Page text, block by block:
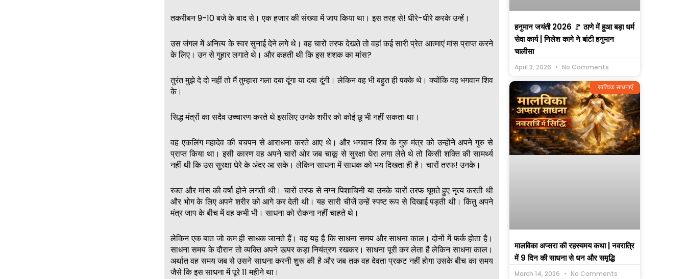
तकरीबन 9-10 बजे के बाद से। एक हजार की संख्या में जाप किया था। इस तरह से! धीरे-धीरे करके उन्हें।
उस जंगल में अनित्य के स्वर सुनाई देने लगे थे। वह चारों तरफ देखते तो वहां कई सारी प्रेत आत्माएं मांस प्राप्त करने
के लिए। उन से गुहार लगाते थे। और कहती थी कि इस शशक का मांस?
तुरंत मुझे दे दो नहीं तो मैं तुम्हारा गला दबा दूंगा या दबा दूंगी। लेकिन वह भी बहुत ही पक्के थे। क्योंकि वह भगवान शिव
के।
सिद्ध मंत्रों का सदैव उच्चारण करते थे इसलिए उनके शरीर को कोई छू भी नहीं सकता था।
वह एकलिंग महादेव की बचपन से आराधना करते आए थे। और भगवान शिव के गुरु मंत्र को उन्होंने अपने गुरु से
प्राप्त किया था। इसी कारण वह अपने चारों ओर जब चाकू से सुरक्षा घेरा लगा लेते थे तो किसी शक्ति की सामर्थ्य
नहीं थी कि उस सुरक्षा घेरे के अंदर आ सके। लेकिन साधना में साधक को भय दिखता ही है। चारों तरफ! उनके।
रक्त और मांस की वर्षा होने लगती थी। चारों तरफ से नग्न पिशाचिनी या उनके चारों तरफ घूमते हुए नृत्य करती थी
और भोग के लिए अपने शरीर को आगे कर देती थी। यह सारी चीजें उन्हें स्पष्ट रूप से दिखाई पड़ती थी। किंतु अपने
मंत्र जाप के बीच में वह कभी भी। साधना को रोकना नहीं चाहते थे।
लेकिन एक बात जो कम ही साधक जानते हैं। वह यह है कि साधना समय और साधना काल। दोनों में फर्क होता है।
साधना समय के दौरान तो व्यक्ति अपने ऊपर कड़ा नियंत्रण रखकर। साधना पूरी कर लेता है लेकिन साधना काल।
अर्थात वह समय जब से उसने साधना करनी शुरू की है और जब तक वह देवता प्रकट नहीं होगा उसके बीच का समय
जैसे कि इस साधना में पूरे 11 महीने था।
हनुमान जयंती 2026 🚩 ठाणे में हुआ बड़ा धर्म
सेवा कार्य | निलेश कागे ने बांटी हनुमान
चालीसा
April 3, 2026 No Comments
सात्विक साधनाएँ
मालविका अप्सरा की रहस्यमय कथा | नवरात्रि
में 9 दिन की साधना से धन और समृद्धि
March 14, 2026 No Comments